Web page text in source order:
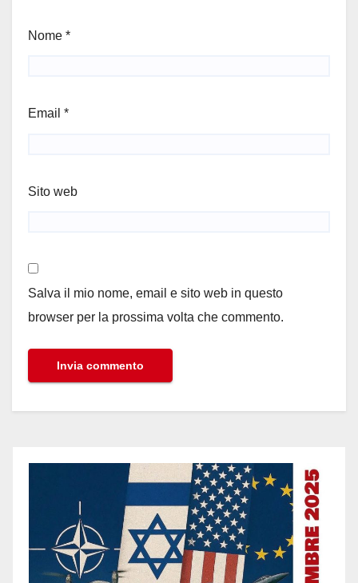
Nome *
Email *
Sito web
Salva il mio nome, email e sito web in questo
browser per la prossima volta che commento.